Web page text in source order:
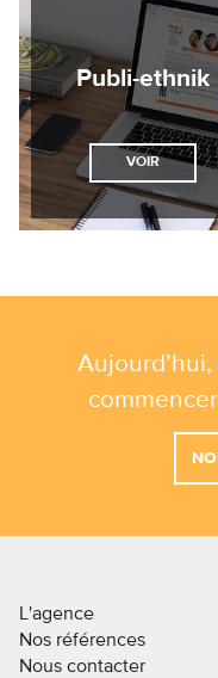
Publi-ethnik
VOIR
L'agence
Nos références
Nous contacter